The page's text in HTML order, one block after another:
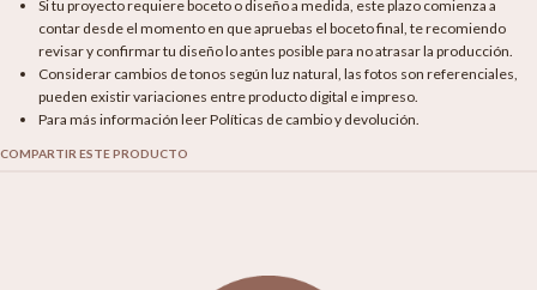
Si tu proyecto requiere boceto o diseño a medida, este plazo comienza a
contar desde el momento en que apruebas el boceto final, te recomiendo
revisar y confirmar tu diseño lo antes posible para no atrasar la producción.
Considerar cambios de tonos según luz natural, las fotos son referenciales,
pueden existir variaciones entre producto digital e impreso.
Para más información leer Políticas de cambio y devolución.
COMPARTIR ESTE PRODUCTO